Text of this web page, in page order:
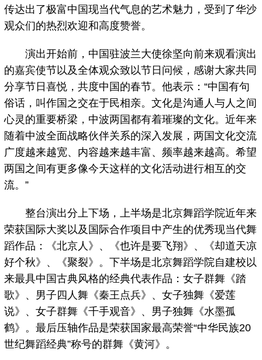
传达出了极富中国现当代气息的艺术魅力，受到了华沙
观众们的热烈欢迎和高度赞誉。
演出开始前，中国驻波兰大使徐坚向前来观看演出
的嘉宾使节以及全体观众致以节日问候，感谢大家共同
分享节日喜悦，共度中国的春节。他表示：“中国有句
俗话，叫作国之交在于民相亲。文化是沟通人与人之间
心灵的重要桥梁，中波两国都有着璀璨的文化。近年来
随着中波全面战略伙伴关系的深入发展，两国文化交流
广度越来越宽、内容越来越丰富、频率越来越高。希望
两国之间有更多像今天这样的文化活动进行相互的交
流。”
整台演出分上下场，上半场是北京舞蹈学院近年来
荣获国际大奖以及国际合作项目中产生的优秀现当代舞
蹈作品：《北京人》、《也许是要飞翔》、《却道天凉
好个秋》、《聚裂》。下半场是北京舞蹈学院自建校以
来最具中国古典风格的经典代表作品：女子群舞《踏
歌》、男子四人舞《秦王点兵》、女子独舞《爱莲
说》、女子群舞《千手观音》、男子独舞《水墨孤
鹤》。最后压轴作品是荣获国家最高荣誉“中华民族20
世纪舞蹈经典”称号的群舞《黄河》。